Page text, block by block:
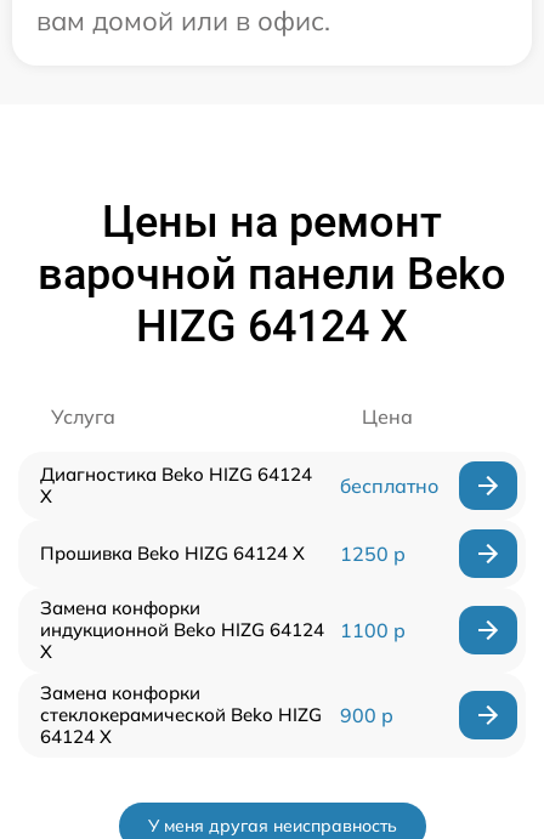
вам домой или в офис.
Цены на ремонт
варочной панели Beko
HIZG 64124 X
Услуга Цена
Диагностика Beko HIZG 64124
X
бесплатно
Прошивка Beko HIZG 64124 X 1250 р
Замена конфорки
индукционной Beko HIZG 64124
X
1100 р
Замена конфорки
стеклокерамической Beko HIZG
64124 X
900 р
У меня другая неисправность